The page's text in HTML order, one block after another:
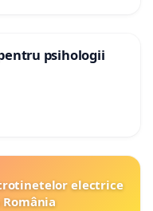
psihologii
electrice